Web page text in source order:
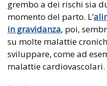
grembo a dei rischi sia
momento del parto. L’
in gravidanza, poi,
su molte malattie
sviluppare, come ad
malattie cardiovascolari.